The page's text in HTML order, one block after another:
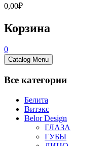
0,00₽
Корзина
0
Catalog Menu
Все категории
Белита
Витэкс
Belor Design
ГЛАЗА
ГУБЫ